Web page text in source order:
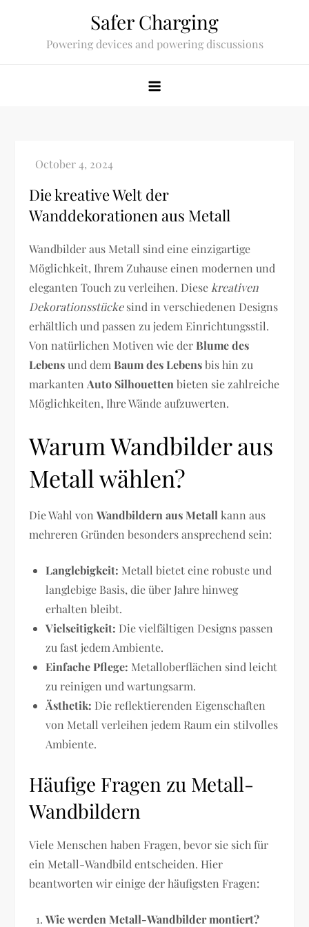
Safer Charging
Powering devices and powering discussions
Die kreative Welt der
Wanddekorationen aus Metall
Wandbilder aus Metall sind eine einzigartige
Möglichkeit, Ihrem Zuhause einen modernen und
eleganten Touch zu verleihen. Diese kreativen
Dekorationsstückesind in verschiedenen Designs
erhältlich und passen zu jedem Einrichtungsstil.
Von natürlichen Motiven wie derBlume des
Lebensund demBaum des Lebensbis hin zu
markanten Auto Silhouetten bieten sie zahlreiche
Möglichkeiten, Ihre Wände aufzuwerten.
Warum Wandbilder aus
Metall wählen?
Die Wahl vonWandbildern aus Metall kann aus
mehreren Gründen besonders ansprechend sein:
Langlebigkeit: Metall bietet eine robuste und
langlebige Basis, die über Jahre hinweg
erhalten bleibt.
Vielseitigkeit: Die vielfältigen Designs passen
zu fast jedem Ambiente.
Einfache Pflege: Metalloberflächen sind leicht
zu reinigen und wartungsarm.
Ästhetik: Die reflektierenden Eigenschaften
von Metall verleihen jedem Raum ein stilvolles
Ambiente.
Häufige Fragen zu Metall-
Wandbildern
Viele Menschen haben Fragen, bevor sie sich für
ein Metall-Wandbild entscheiden. Hier
beantworten wir einige der häufigsten Fragen:
Wie werden Metall-Wandbilder montiert?